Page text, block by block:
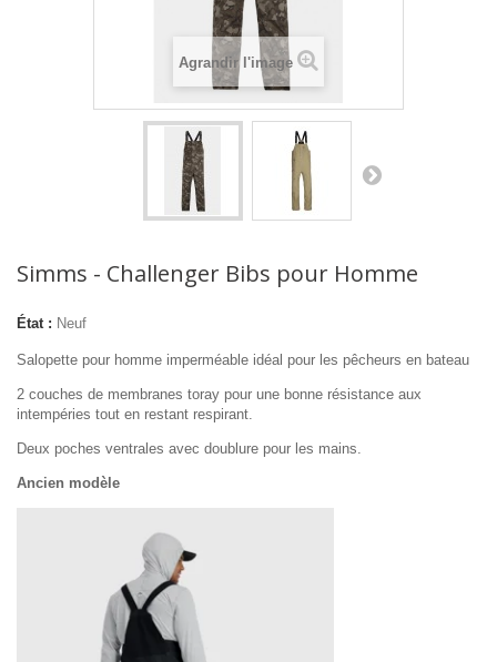
Agrandir l'image
Simms - Challenger Bibs pour Homme
État : Neuf
Salopette pour homme imperméable idéal pour les pêcheurs en bateau
2 couches de membranes toray pour une bonne résistance aux
intempéries tout en restant respirant.
Deux poches ventrales avec doublure pour les mains.
Ancien modèle